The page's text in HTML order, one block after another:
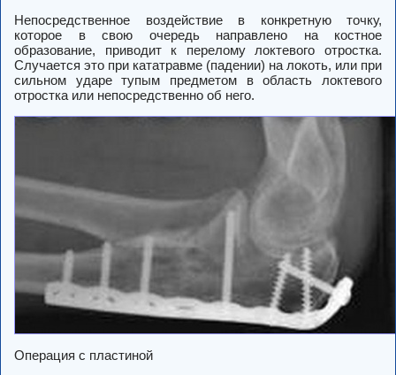
Непосредственное воздействие в конкретную точку,
которое в свою очередь направлено на костное
образование, приводит к перелому локтевого отростка.
Случается это при кататравме (падении) на локоть, или при
сильном ударе тупым предметом в область локтевого
отростка или непосредственно об него.
Операция с пластиной